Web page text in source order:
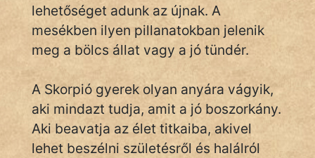
nagyöreg
Név nélkül
pszichopati
szegény legény
lehetőséget adunk az újnak. A
mesékben ilyen pillanatokban jelenik
meg a bölcs állat vagy a jó tündér.
A Skorpió gyerek olyan anyára vágyik,
aki mindazt tudja, amit a jó boszorkány.
Aki beavatja az élet titkaiba, akivel
lehet beszélni születésről és halálról